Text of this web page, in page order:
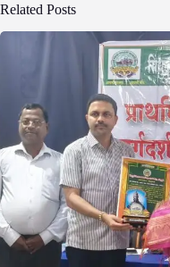
Related Posts